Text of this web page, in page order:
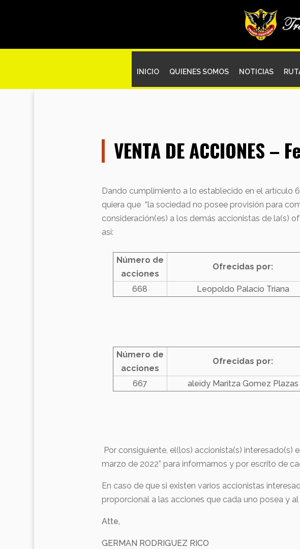
INICIO QUIENES SOMOS NOTICIAS
VENTA DE ACCIONES
Dando cumplimiento a lo establecido en el artículo
quiera que “la sociedad no posee provisión para
consideración(es) a los demás accionistas de la(s)
así:
Número de
acciones
Ofrecidas por:
668
Leopoldo Palacio Triana
Número de
acciones
Ofrecidas por:
667
aleidy Maritza Gomez Plazas
Por consiguiente, el(los) accionista(s)
marzo de 2022” para informarnos y por escrito de
En caso de que si existen varios accionistas
proporcional a las acciones que cada uno posea y
Atte,
GERMAN RODRIGUEZ RICO